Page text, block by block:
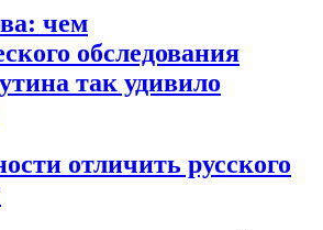
чем
обследования
так удивило
отличить русского